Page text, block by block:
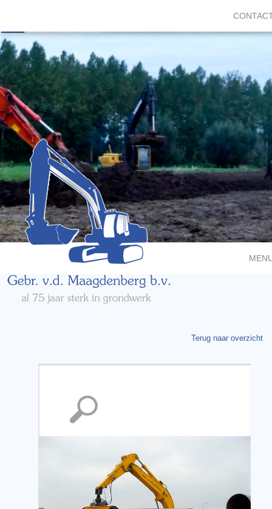
Terug naar overzicht
Vergroting